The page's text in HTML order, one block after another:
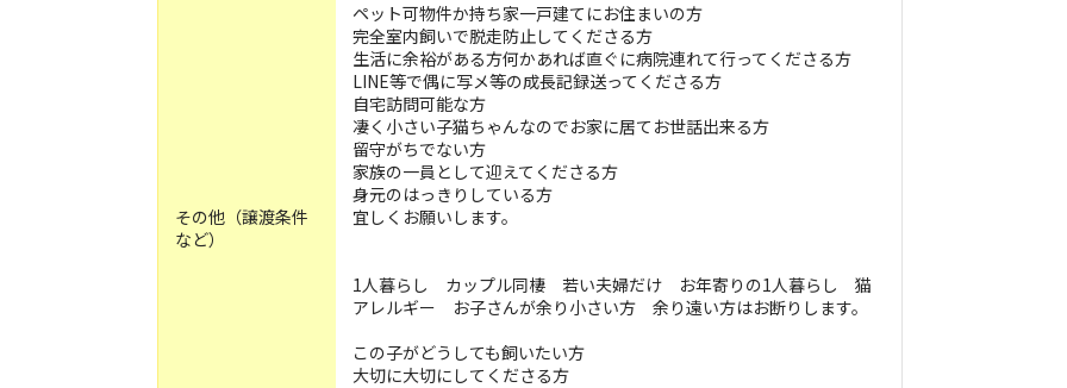
その他（譲渡条件
など）
ペット可物件か持ち家一戸建てにお住まいの方
完全室内飼いで脱走防止してくださる方
生活に余裕がある方何かあれば直ぐに病院連れて行ってくださる方
LINE等で偶に写メ等の成長記録送ってくださる方
自宅訪問可能な方
凄く小さい子猫ちゃんなのでお家に居てお世話出来る方
留守がちでない方
家族の一員として迎えてくださる方
身元のはっきりしている方
宜しくお願いします。
1人暮らし カップル同棲 若い夫婦だけ お年寄りの1人暮らし 猫
アレルギー お子さんが余り小さい方 余り遠い方はお断りします。
この子がどうしても飼いたい方
大切に大切にしてくださる方